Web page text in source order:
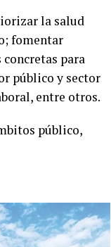
la salud
fomentar
para
público y sector
entre otros.
público,